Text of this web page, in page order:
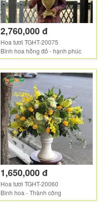
2,760,000 đ
Hoa tươi TGHT-20075
Bình hoa hồng đỏ - hạnh phúc
1,650,000 đ
Hoa tươi TGHT-20060
Bình hoa - Thành công